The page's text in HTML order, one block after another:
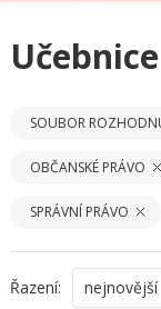
Učebnice
SOUBOR
OBČANSKÉ PRÁVO
SPRÁVNÍ PRÁVO
Řazení: nejnovější